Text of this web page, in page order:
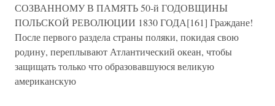
СОЗВАННОМУ В ПАМЯТЬ 50-й ГОДОВЩИНЫ
ПОЛЬСКОЙ РЕВОЛЮЦИИ 1830 ГОДА[161] Граждане!
После первого раздела страны поляки, покидая свою
родину, переплывают Атлантический океан, чтобы
защищать только что образовавшуюся великую
американскую